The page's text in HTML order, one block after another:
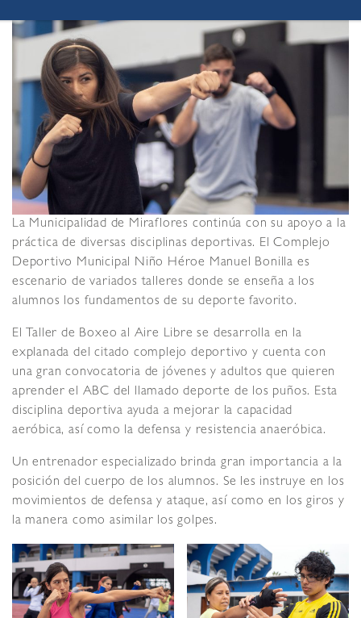
La Municipalidad de Miraflores continúa con su apoyo a la
práctica de diversas disciplinas deportivas. El Complejo
Deportivo Municipal Niño Héroe Manuel Bonilla es
escenario de variados talleres donde se enseña a los
alumnos los fundamentos de su deporte favorito.
El Taller de Boxeo al Aire Libre se desarrolla en la
explanada del citado complejo deportivo y cuenta con
una gran convocatoria de jóvenes y adultos que quieren
aprender el ABC del llamado deporte de los puños. Esta
disciplina deportiva ayuda a mejorar la capacidad
aeróbica, así como la defensa y resistencia anaeróbica.
Un entrenador especializado brinda gran importancia a la
posición del cuerpo de los alumnos. Se les instruye en los
movimientos de defensa y ataque, así como en los giros y
la manera como asimilar los golpes.